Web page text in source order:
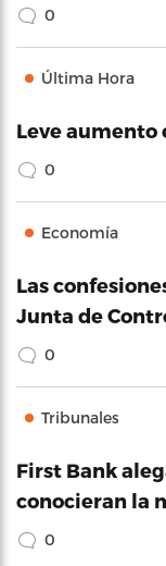
0
Última Hora
Leve aumento
0
Economía
Las
Junta de
0
Tribunales
First Bank
conocieran la
0